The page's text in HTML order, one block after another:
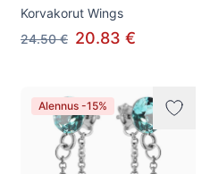
Korvakorut Wings
24.50 € 20.83 €
Alennus -15%